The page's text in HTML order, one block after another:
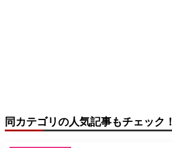
同カテゴリの人気記事もチェック！